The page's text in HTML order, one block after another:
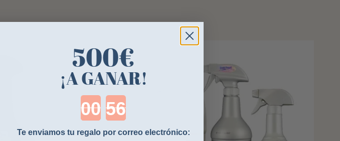
500€
¡A GANAR!
Countdown ends in:
Te enviamos tu regalo por correo electrónico: